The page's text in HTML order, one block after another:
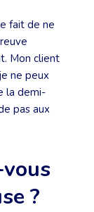
fait de ne
Mon client
ne peux
la demi-
pas aux
?